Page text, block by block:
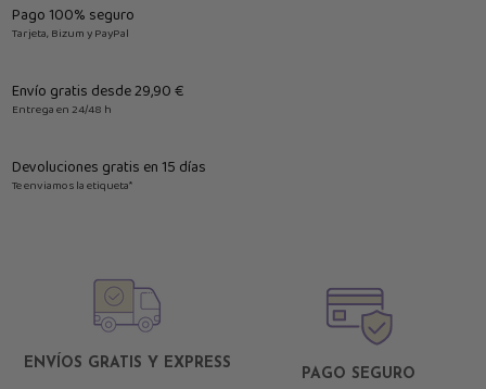
Pago 100% seguro
Tarjeta, Bizum y PayPal
Envío gratis desde 29,90 €
Entrega en 24/48 h
Devoluciones gratis en 15 días
Te enviamos la etiqueta*
ENVÍOS GRATIS Y EXPRESS
PAGO SEGURO